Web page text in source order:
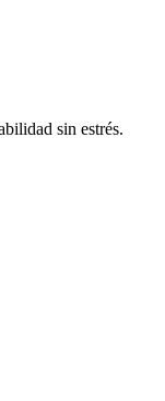
sin estrés.